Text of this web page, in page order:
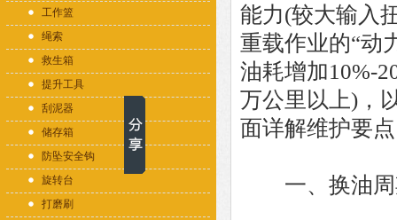
工作篮
绳索
救生箱
提升工具
刮泥器
储存箱
防坠安全钩
旋转台
打磨刷
能力(较大输入
重载作业的“动
油耗增加10%-
万公里以上)，
面详解维护要
一、换油周